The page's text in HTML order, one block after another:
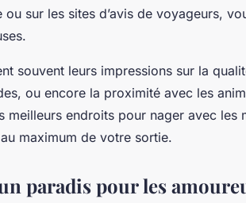
sur les sites d’avis de voyageurs,
souvent leurs impressions sur la
ou encore la proximité avec les
meilleurs endroits pour nager avec les
maximum de votre sortie.
paradis pour les